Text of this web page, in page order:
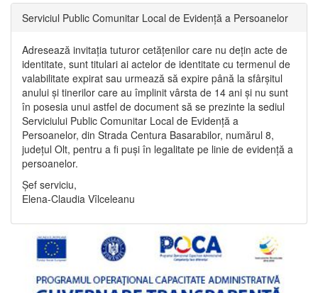
Serviciul Public Comunitar Local de Evidență a Persoanelor
Adresează invitația tuturor cetățenilor care nu dețin acte de
identitate, sunt titulari ai actelor de identitate cu termenul de
valabilitate expirat sau urmează să expire până la sfârșitul
anului și tinerilor care au împlinit vârsta de 14 ani și nu sunt
în posesia unui astfel de document să se prezinte la sediul
Serviciului Public Comunitar Local de Evidență a
Persoanelor, din Strada Centura Basarabilor, numărul 8,
județul Olt, pentru a fi puși în legalitate pe linie de evidență a
persoanelor.
Șef serviciu,
Elena-Claudia Vîlceleanu